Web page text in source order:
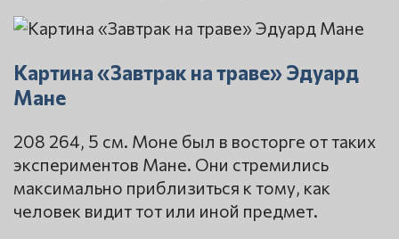
Картина «Завтрак на траве» Эдуард
Мане
208 264, 5 см. Моне был в восторге от таких
экспериментов Мане. Они стремились
максимально приблизиться к тому, как
человек видит тот или иной предмет.